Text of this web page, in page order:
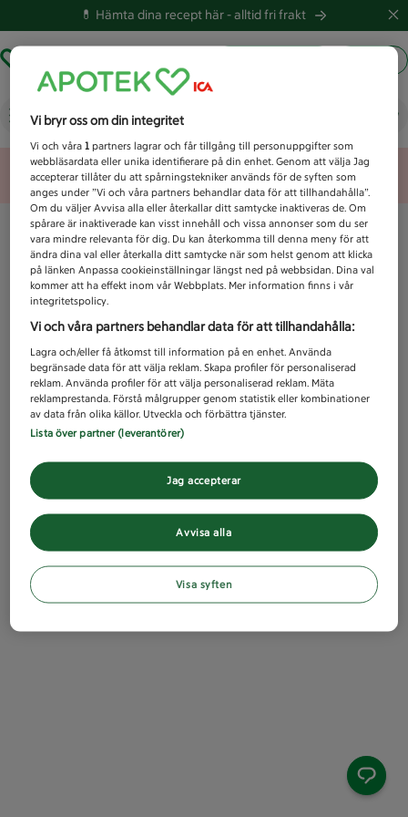
💊 Hämta dina recept här -alltid fri frakt
Vad letar du efter idag?
Unknown error
Vi bryr oss om din integritet
Vi och våra1 partners lagrar och får tillgång till personuppgifter som
webbläsardata eller unika identifierare på din enhet. Genom att välja Jag
accepterar tillåter du att spårningstekniker används för de syften som
anges under ”Vi och våra partners behandlar data för att tillhandahålla”.
Om du väljer Avvisa alla eller återkallar ditt samtycke inaktiveras de. Om
spårare är inaktiverade kan visst innehåll och vissa annonser som du ser
vara mindre relevanta för dig. Du kan återkomma till denna meny för att
ändra dina val eller återkalla ditt samtycke när som helst genom att klicka
på länken Anpassa cookieinställningar längst ned på webbsidan. Dina val
kommer att ha effekt inom vår Webbplats. Mer information finns i vår
integritetspolicy.
Vi och våra partners behandlar data för att tillhandahålla:
Lagra och/eller få åtkomst till information på en enhet. Använda
begränsade data för att välja reklam. Skapa profiler för personaliserad
reklam. Använda profiler för att välja personaliserad reklam. Mäta
reklamprestanda. Förstå målgrupper genom statistik eller kombinationer
av data från olika källor. Utveckla och förbättra tjänster.
Lista över partner (leverantörer)
Avvisa alla
Jag accepterar
Visa syften